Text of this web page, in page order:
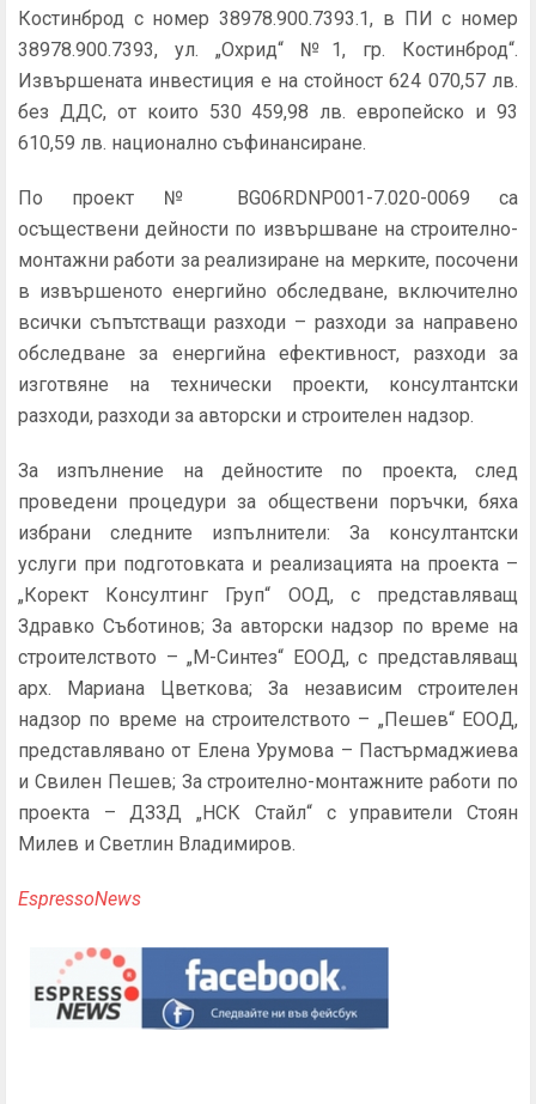
Костинброд с номер 38978.900.7393.1, в ПИ с номер
38978.900.7393, ул. „Охрид“ №1, гр. Костинброд“.
Извършената инвестиция е на стойност 624 070,57 лв.
без ДДС, от които 530 459,98 лв. европейско и 93
610,59 лв. национално съфинансиране.
По проект № BG06RDNP001-7.020-0069 са
осъществени дейности по извършване на строително-
монтажни работи за реализиране на мерките, посочени
в извършеното енергийно обследване, включително
всички съпътстващи разходи – разходи за направено
обследване за енергийна ефективност, разходи за
изготвяне на технически проекти, консултантски
разходи, разходи за авторски и строителен надзор.
За изпълнение на дейностите по проекта, след
проведени процедури за обществени поръчки, бяха
избрани следните изпълнители: За консултантски
услуги при подготовката и реализацията на проекта –
„Корект Консултинг Груп“ ООД, с представляващ
Здравко Съботинов; За авторски надзор по време на
строителството – „М-Синтез“ ЕООД, с представляващ
арх. Мариана Цветкова; За независим строителен
надзор по време на строителството – „Пешев“ ЕООД,
представлявано от Елена Урумова – Пастърмаджиева
и Свилен Пешев; За строително-монтажните работи по
проекта – ДЗЗД „НСК Стайл“ с управители Стоян
Милев и Светлин Владимиров.
EspressoNews